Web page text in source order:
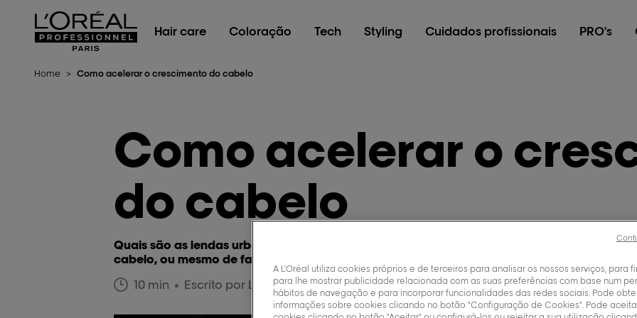
L'Oréal Professionnel Paris
Hair care
Coloração Tech Styling Cuidados profissionais PRO's
Home > Como acelerar o crescimento do cabelo
Como acelerar o
do cabelo
Quais são as lendas urbanas que falam sobre o crescimento do cabelo? Existem
cabelo, ou mesmo de fazer o seu cabelo crescer extremamente rápido? Vamos descobrir!
10 min
Escrito por L'Oréal Professionnel 30/07/2026
A L'Oréal utiliza cookies próprios e de terceiros para analisar os nossos serviços, para
para lhe mostrar publicidade relacionada com as suas preferências com base num
hábitos de navegação e para incorporar funcionalidades das redes sociais. Pode
informações sobre cookies clicando no botão "Configuração de Cookies". Pode